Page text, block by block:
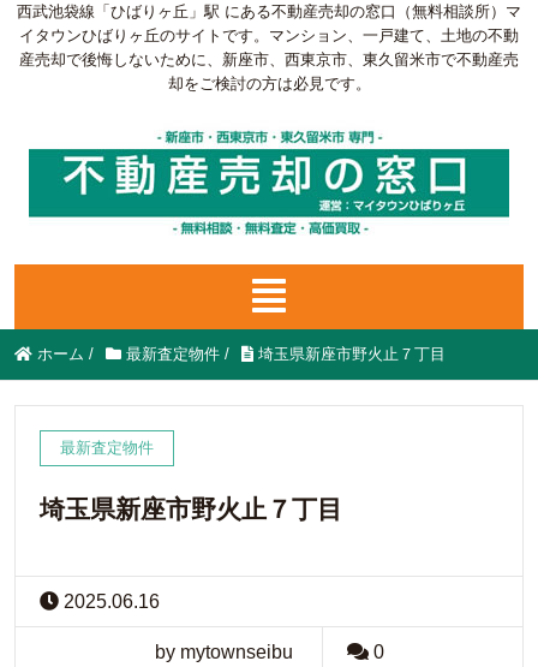
西武池袋線「ひばりヶ丘」駅 にある不動産売却の窓口（無料相談所）マ
イタウンひばりヶ丘のサイトです。マンション、一戸建て、土地の不動
産売却で後悔しないために、新座市、西東京市、東久留米市で不動産売
却をご検討の方は必見です。
ホーム / 最新査定物件 / 埼玉県新座市野火止７丁目
最新査定物件
埼玉県新座市野火止７丁目
2025.06.16
by mytownseibu 0